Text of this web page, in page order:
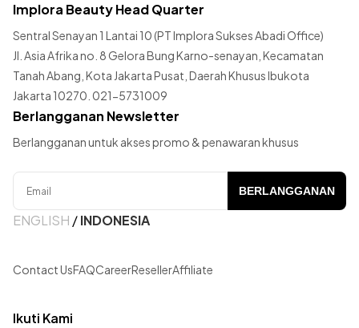
Implora Beauty Head Quarter
Sentral Senayan 1 Lantai 10 (PT Implora Sukses Abadi Office)
Jl. Asia Afrika no. 8 Gelora Bung Karno-senayan, Kecamatan
Tanah Abang, Kota Jakarta Pusat, Daerah Khusus Ibukota
Jakarta 10270. 021-5731009
Berlangganan Newsletter
Berlangganan untuk akses promo & penawaran khusus
BERLANGGANAN
ENGLISH /INDONESIA
Contact UsFAQCareerResellerAffiliate
Ikuti Kami